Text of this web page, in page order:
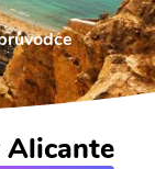
Alicante